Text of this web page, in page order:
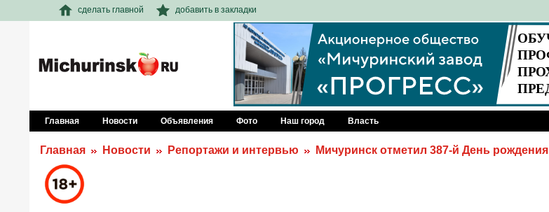
сделать главной добавить в закладки
Главная Новости Объявления Фото Наш город Власть
Главная Новости Репортажи и интервью Мичуринск отметил 387-й День рождения